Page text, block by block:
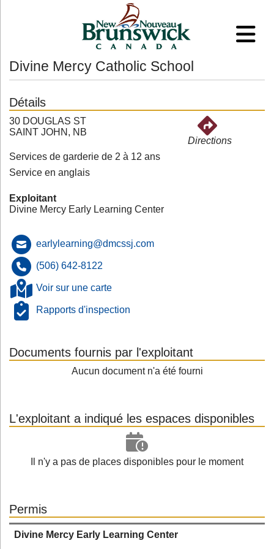
Divine Mercy Catholic School
Détails
30 DOUGLAS ST
SAINT JOHN, NB
Directions
Services de garderie de 2 à 12 ans
Service en anglais
Exploitant
Divine Mercy Early Learning Center
earlylearning@dmcssj.com
(506) 642-8122
Voir sur une carte
Rapports d'inspection
Documents fournis par l'exploitant
Aucun document n'a été fourni
L'exploitant a indiqué les espaces disponibles
Il n'y a pas de places disponibles pour le moment
Permis
Divine Mercy Early Learning Center